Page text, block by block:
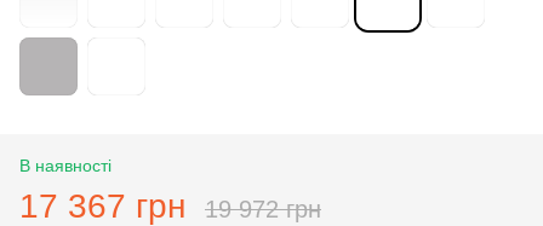
В наявності
17 367 грн 19 972 грн